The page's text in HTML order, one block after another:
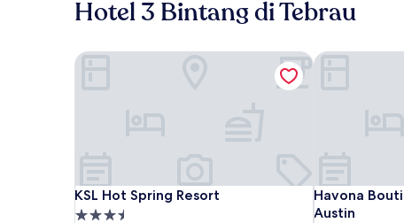
Hotel 3 Bintang di Tebrau
KSL Hot Spring Resort
KSL Hot Spring Resort
Hartanah
KSL Hot Spring Resort
Havona
Austin
Havona
Havona